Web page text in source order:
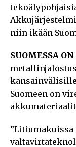
niin ikään
SUOMESSA ON
Suomeen on